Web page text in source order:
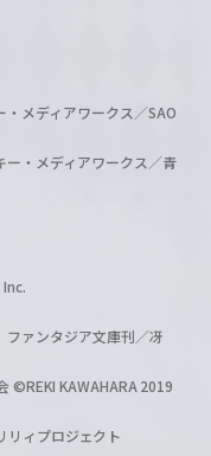
メディアワークス／SAO
・メディアワークス／青
ァンタジア文庫刊／冴
©REKI KAWAHARA 2019
リィプロジェクト